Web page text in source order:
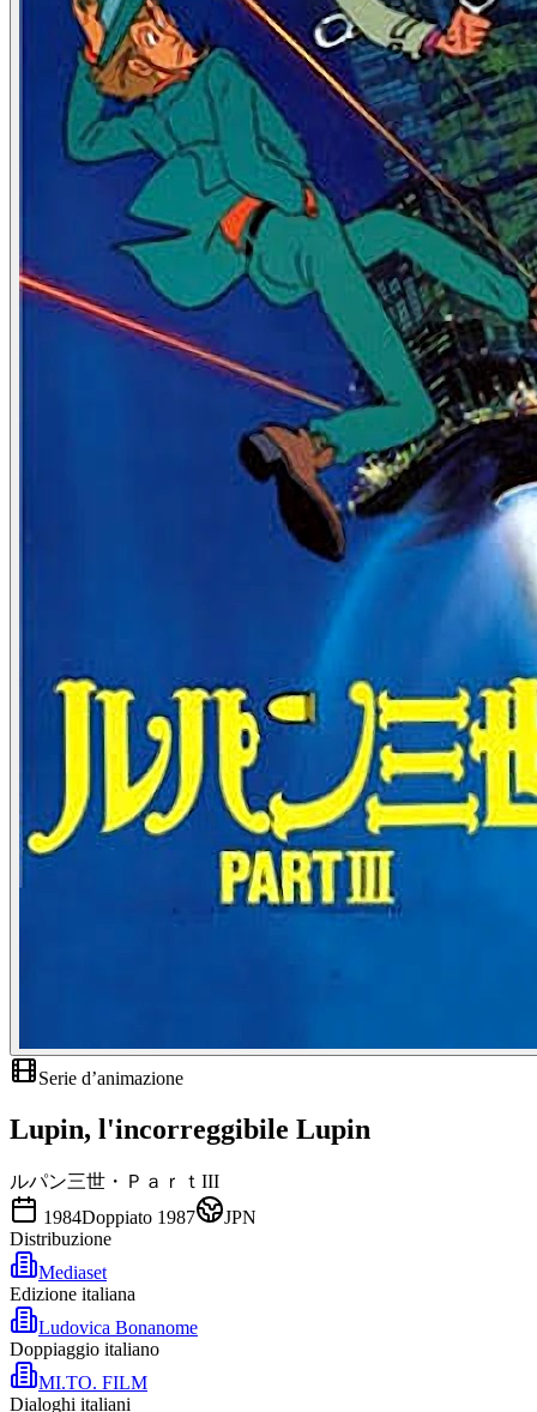
Serie d’animazione
Lupin, l'incorreggibile Lupin
ルパン三世・ＰａｒｔIII
1984Doppiato 1987
JPN
Distribuzione
Mediaset
Edizione italiana
Ludovica Bonanome
Doppiaggio italiano
MI.TO. FILM
Dialoghi italiani